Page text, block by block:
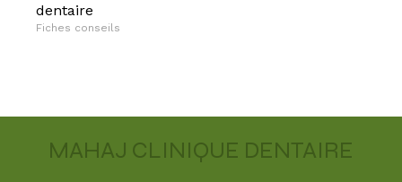
dentaire
Fiches conseils
MAHAJ CLINIQUE DENTAIRE